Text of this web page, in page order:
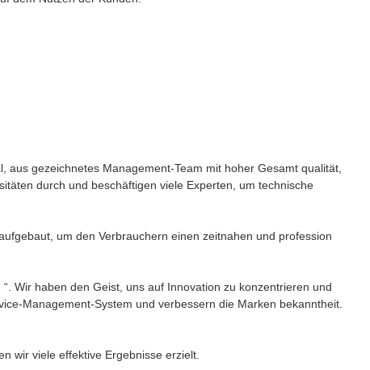
gezeichnetes Management-Team mit hoher Gesamt qualität,
durch und beschäftigen viele Experten, um technische
um den Verbrauchern einen zeitnahen und profession
Wir haben den Geist, uns auf Innovation zu konzentrieren und
Management-System und verbessern die Marken bekanntheit.
wir viele effektive Ergebnisse erzielt.